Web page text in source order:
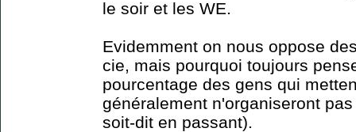
le soir et les WE.
Evidemment on nous oppose
cie, mais pourquoi toujours
pourcentage des gens qui
généralement n'organiseront
soit-dit en passant).